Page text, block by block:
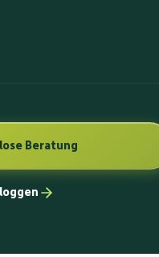
Beratung
können Sie dem
z. B. um Daten handeln, die
unsere IT-Systeme erfasst.